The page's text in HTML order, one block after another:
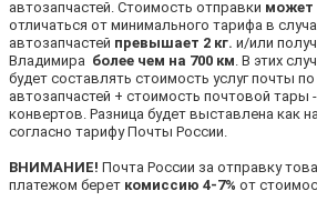
автозапчастей. Стоимость отправки может
отличаться от минимального тарифа в
автозапчастей превышает 2 кг. и/или
Владимира более чем на 700 км . В этих
будет составлять стоимость услуг почты
автозапчастей + стоимость почтовой тары
конвертов. Разница будет выставлена как
согласно тарифу Почты России.
ВНИМАНИЕ! Почта России за отправку
платежом берет комиссию 4-7% от